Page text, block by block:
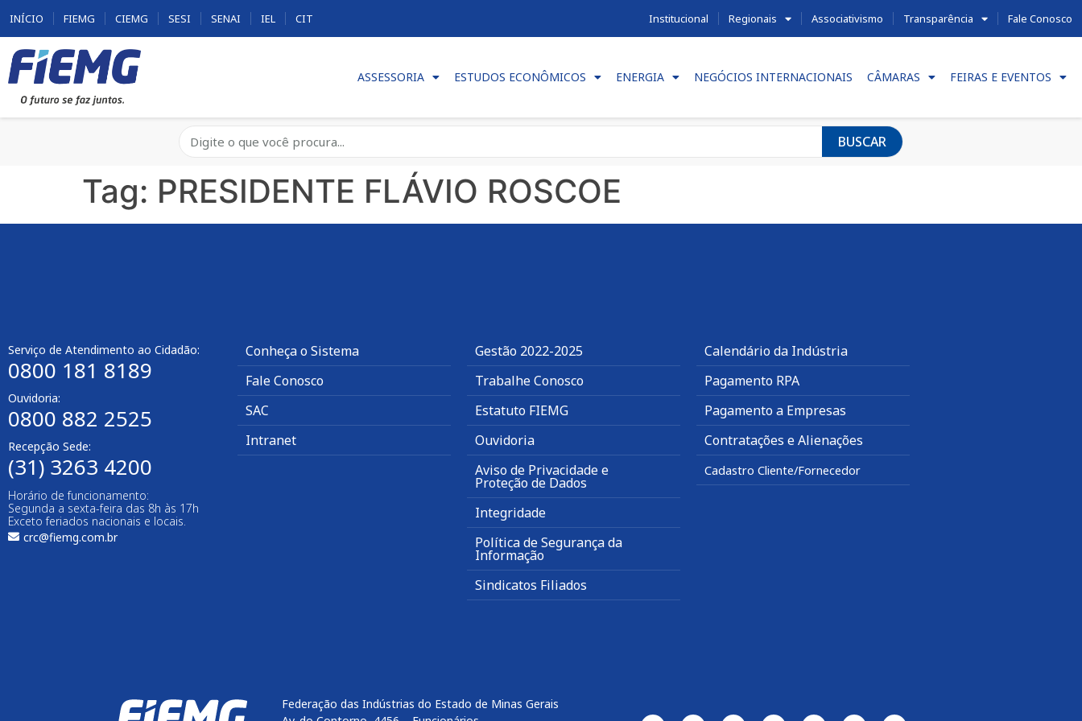
INÍCIO FIEMG CIEMG SESI SENAI IEL CIT Institucional Regionais Associativismo Transparência Fale Conosco
ASSESSORIA ESTUDOS ECONÔMICOS ENERGIA NEGÓCIOS INTERNACIONAIS CÂMARAS FEIRAS E EVENTOS
BUSCAR
Tag: PRESIDENTE FLÁVIO ROSCOE
Serviço de Atendimento ao Cidadão:
0800 181 8189
Ouvidoria:
0800 882 2525
Recepção Sede:
(31) 3263 4200
Horário de funcionamento:
Segunda a sexta-feira das 8h às 17h
Exceto feriados nacionais e locais.
crc@fiemg.com.br
Conheça o Sistema
Fale Conosco
SAC
Intranet
Gestão 2022-2025
Trabalhe Conosco
Estatuto FIEMG
Ouvidoria
Aviso de Privacidade e
Proteção de Dados
Integridade
Política de Segurança da
Informação
Sindicatos Filiados
Calendário da Indústria
Pagamento RPA
Pagamento a Empresas
Contratações e Alienações
Cadastro Cliente/Fornecedor
Federação das Indústrias do Estado de Minas Gerais